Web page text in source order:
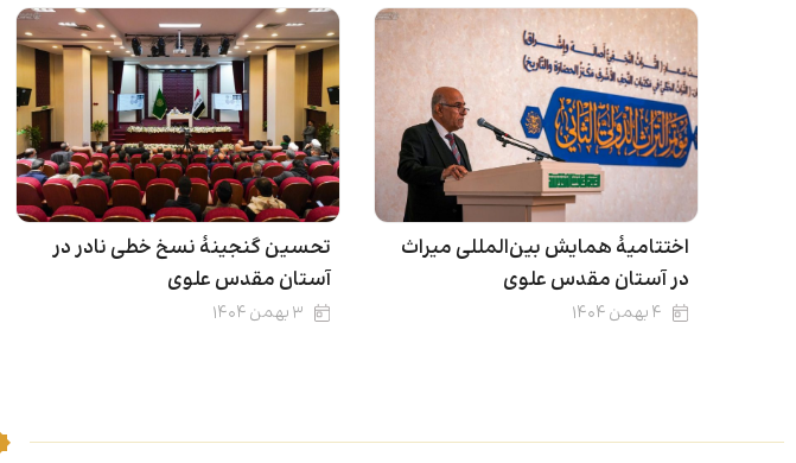
اختتامیۀ همایش بین‌المللی میراث
در آستان مقدس علوی
۴ بهمن ۱۴۰۴
تحسین گنجینۀ نسخ خطی نادر در
آستان مقدس علوی
۳ بهمن ۱۴۰۴